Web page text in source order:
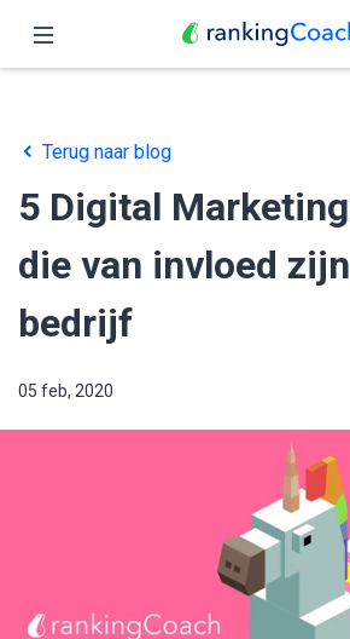
Functies
Prijzen
Partners
Blog
Nederlands
Terug naar blog
5 Digital
die van invloed
bedrijf
05 feb, 2020